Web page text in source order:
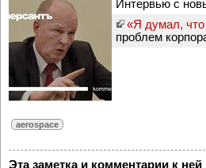
Интервью с
«Я думал,
проблем
aerospace
Эта заметка и комментарии к ней